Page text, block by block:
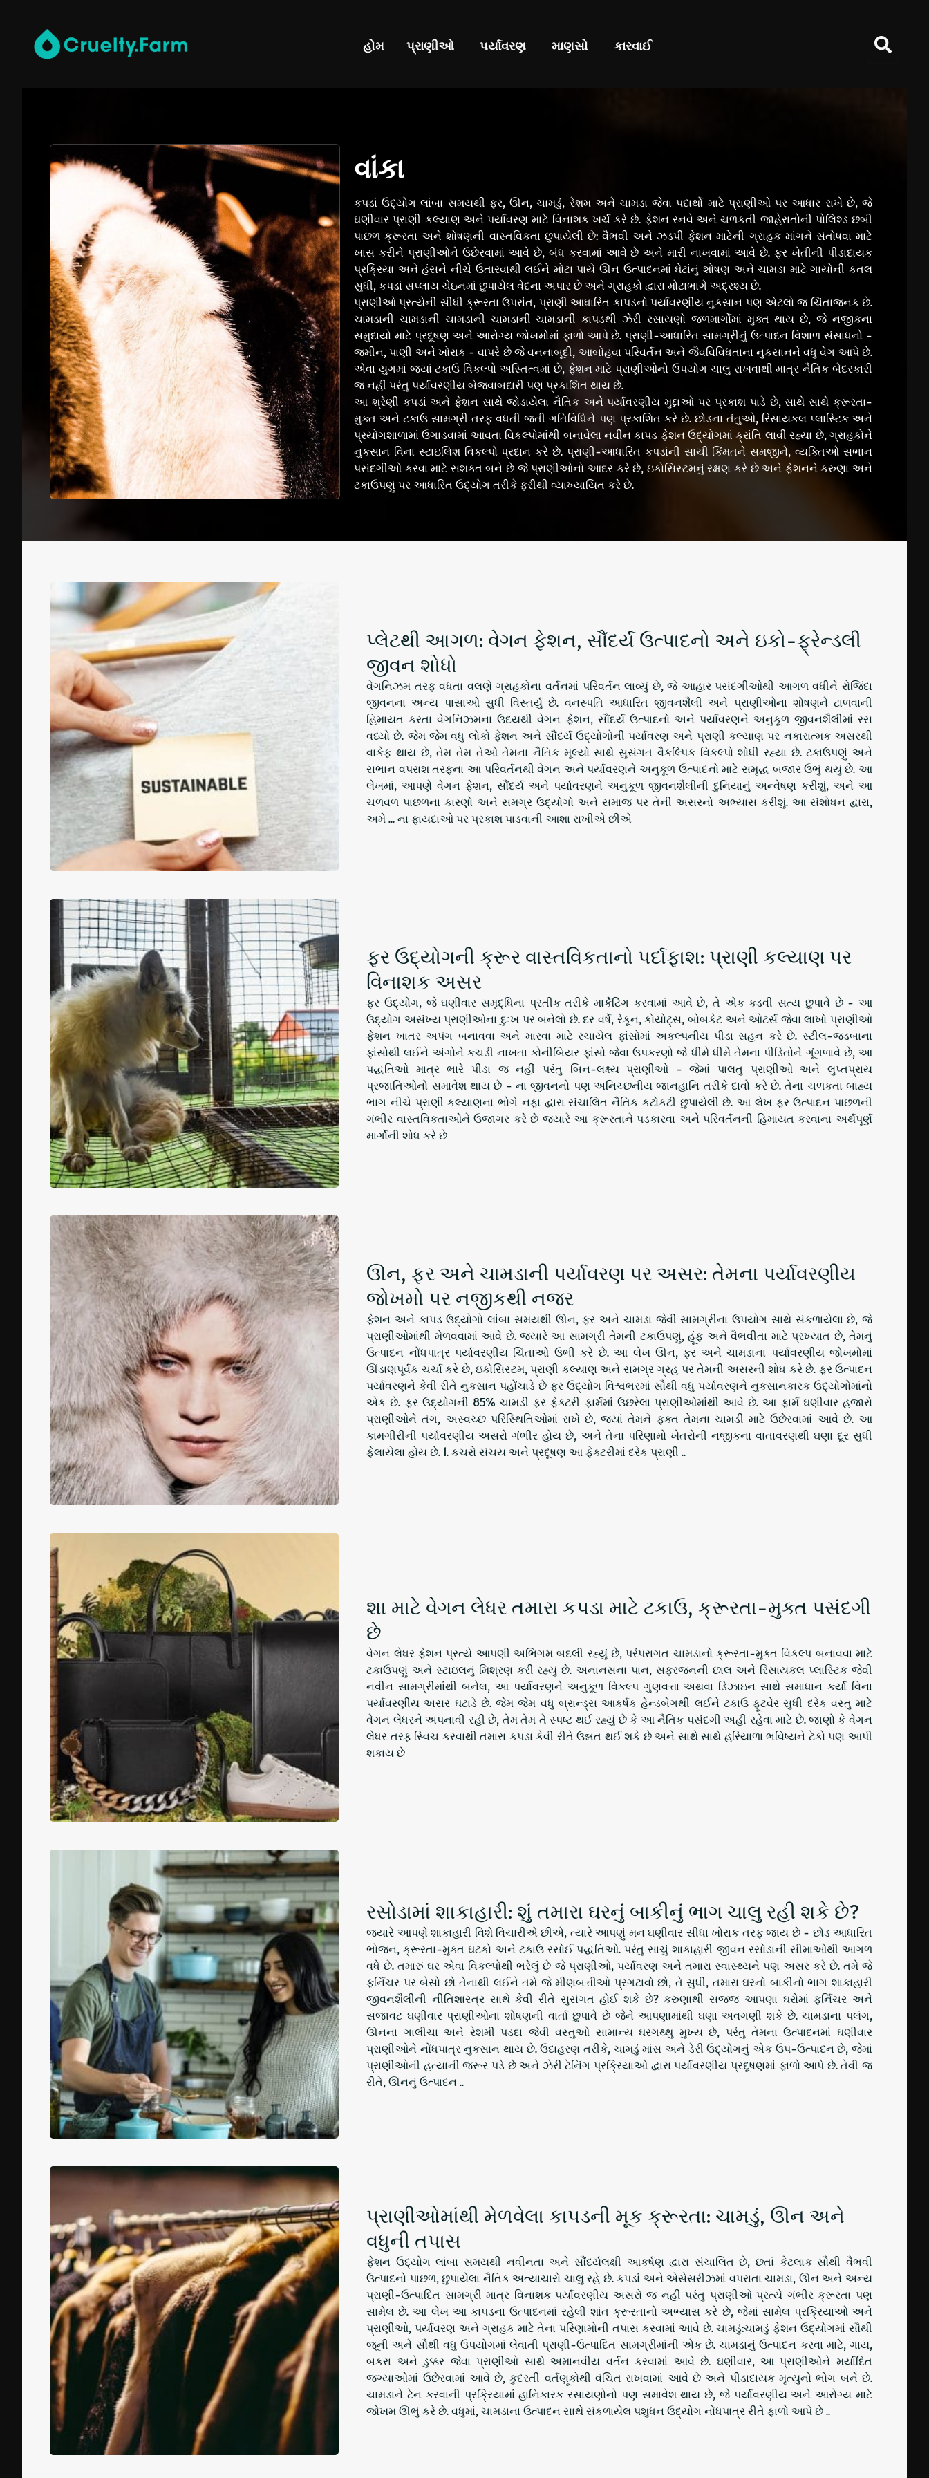
હોમ પ્રાણીઓ પર્યાવરણ માણસો કારવાઈ
વાંકા
કપડાં ઉદ્યોગ લાંબા સમયથી ફર, ઊન, ચામડું, રેશમ અને ચામડા જેવા પદાર્થો માટે પ્રાણીઓ પર આધાર રાખે છે, જે
ઘણીવાર પ્રાણી કલ્યાણ અને પર્યાવરણ માટે વિનાશક ખર્ચ કરે છે. ફેશન રનવે અને ચળકતી જાહેરાતોની પોલિશ્ડ છબી
પાછળ ક્રૂરતા અને શોષણની વાસ્તવિકતા છુપાયેલી છે: વૈભવી અને ઝડપી ફેશન માટેની ગ્રાહક માંગને સંતોષવા માટે
ખાસ કરીને પ્રાણીઓને ઉછેરવામાં આવે છે, બંધ કરવામાં આવે છે અને મારી નાખવામાં આવે છે. ફર ખેતીની પીડાદાયક
પ્રક્રિયા અને હંસને નીચે ઉતારવાથી લઈને મોટા પાયે ઊન ઉત્પાદનમાં ઘેટાંનું શોષણ અને ચામડા માટે ગાયોની કતલ
સુધી, કપડાં સપ્લાય ચેઇનમાં છુપાયેલ વેદના અપાર છે અને ગ્રાહકો દ્વારા મોટાભાગે અદ્રશ્ય છે.
પ્રાણીઓ પ્રત્યેની સીધી ક્રૂરતા ઉપરાંત, પ્રાણી આધારિત કાપડનો પર્યાવરણીય નુકસાન પણ એટલો જ ચિંતાજનક છે.
ચામડાની ચામડાની ચામડાની ચામડાની ચામડાની કાપડથી ઝેરી રસાયણો જળમાર્ગોમાં મુક્ત થાય છે, જે નજીકના
સમુદાયો માટે પ્રદૂષણ અને આરોગ્ય જોખમોમાં ફાળો આપે છે. પ્રાણી-આધારિત સામગ્રીનું ઉત્પાદન વિશાળ સંસાધનો -
જમીન, પાણી અને ખોરાક - વાપરે છે જે વનનાબૂદી, આબોહવા પરિવર્તન અને જૈવવિવિધતાના નુકસાનને વધુ વેગ આપે છે.
એવા યુગમાં જ્યાં ટકાઉ વિકલ્પો અસ્તિત્વમાં છે, ફેશન માટે પ્રાણીઓનો ઉપયોગ ચાલુ રાખવાથી માત્ર નૈતિક બેદરકારી
જ નહીં પરંતુ પર્યાવરણીય બેજવાબદારી પણ પ્રકાશિત થાય છે.
આ શ્રેણી કપડાં અને ફેશન સાથે જોડાયેલા નૈતિક અને પર્યાવરણીય મુદ્દાઓ પર પ્રકાશ પાડે છે, સાથે સાથે ક્રૂરતા-
મુક્ત અને ટકાઉ સામગ્રી તરફ વધતી જતી ગતિવિધિને પણ પ્રકાશિત કરે છે. છોડના તંતુઓ, રિસાયકલ પ્લાસ્ટિક અને
પ્રયોગશાળામાં ઉગાડવામાં આવતા વિકલ્પોમાંથી બનાવેલા નવીન કાપડ ફેશન ઉદ્યોગમાં ક્રાંતિ લાવી રહ્યા છે, ગ્રાહકોને
નુકસાન વિના સ્ટાઇલિશ વિકલ્પો પ્રદાન કરે છે. પ્રાણી-આધારિત કપડાંની સાચી કિંમતને સમજીને, વ્યક્તિઓ સભાન
પસંદગીઓ કરવા માટે સશક્ત બને છે જે પ્રાણીઓનો આદર કરે છે, ઇકોસિસ્ટમનું રક્ષણ કરે છે અને ફેશનને કરુણા અને
ટકાઉપણું પર આધારિત ઉદ્યોગ તરીકે ફરીથી વ્યાખ્યાયિત કરે છે.
પ્લેટથી આગળ: વેગન ફેશન, સૌંદર્ય ઉત્પાદનો અને ઇકો-ફ્રેન્ડલી
જીવન શોધો
વેગનિઝમ તરફ વધતા વલણે ગ્રાહકોના વર્તનમાં પરિવર્તન લાવ્યું છે, જે આહાર પસંદગીઓથી આગળ વધીને રોજિંદા
જીવનના અન્ય પાસાઓ સુધી વિસ્તર્યું છે. વનસ્પતિ આધારિત જીવનશૈલી અને પ્રાણીઓના શોષણને ટાળવાની
હિમાયત કરતા વેગનિઝમના ઉદયથી વેગન ફેશન, સૌંદર્ય ઉત્પાદનો અને પર્યાવરણને અનુકૂળ જીવનશૈલીમાં રસ
વધ્યો છે. જેમ જેમ વધુ લોકો ફેશન અને સૌંદર્ય ઉદ્યોગોની પર્યાવરણ અને પ્રાણી કલ્યાણ પર નકારાત્મક અસરથી
વાકેફ થાય છે, તેમ તેમ તેઓ તેમના નૈતિક મૂલ્યો સાથે સુસંગત વૈકલ્પિક વિકલ્પો શોધી રહ્યા છે. ટકાઉપણું અને
સભાન વપરાશ તરફના આ પરિવર્તનથી વેગન અને પર્યાવરણને અનુકૂળ ઉત્પાદનો માટે સમૃદ્ધ બજાર ઉભું થયું છે. આ
લેખમાં, આપણે વેગન ફેશન, સૌંદર્ય અને પર્યાવરણને અનુકૂળ જીવનશૈલીની દુનિયાનું અન્વેષણ કરીશું, અને આ
ચળવળ પાછળના કારણો અને સમગ્ર ઉદ્યોગો અને સમાજ પર તેની અસરનો અભ્યાસ કરીશું. આ સંશોધન દ્વારા,
અમે ... ના ફાયદાઓ પર પ્રકાશ પાડવાની આશા રાખીએ છીએ
ફર ઉદ્યોગની ક્રૂર વાસ્તવિકતાનો પર્દાફાશ: પ્રાણી કલ્યાણ પર
વિનાશક અસર
ફર ઉદ્યોગ, જે ઘણીવાર સમૃદ્ધિના પ્રતીક તરીકે માર્કેટિંગ કરવામાં આવે છે, તે એક કડવી સત્ય છુપાવે છે - આ
ઉદ્યોગ અસંખ્ય પ્રાણીઓના દુઃખ પર બનેલો છે. દર વર્ષે, રેકૂન, કોયોટ્સ, બોબકેટ અને ઓટર્સ જેવા લાખો પ્રાણીઓ
ફેશન ખાતર અપંગ બનાવવા અને મારવા માટે રચાયેલ ફાંસોમાં અકલ્પનીય પીડા સહન કરે છે. સ્ટીલ-જડબાના
ફાંસોથી લઈને અંગોને કચડી નાખતા કોનીબિયર ફાંસો જેવા ઉપકરણો જે ધીમે ધીમે તેમના પીડિતોને ગૂંગળાવે છે, આ
પદ્ધતિઓ માત્ર ભારે પીડા જ નહીં પરંતુ બિન-લક્ષ્ય પ્રાણીઓ - જેમાં પાલતુ પ્રાણીઓ અને લુપ્તપ્રાય
પ્રજાતિઓનો સમાવેશ થાય છે - ના જીવનનો પણ અનિચ્છનીય જાનહાનિ તરીકે દાવો કરે છે. તેના ચળકતા બાહ્ય
ભાગ નીચે પ્રાણી કલ્યાણના ભોગે નફા દ્વારા સંચાલિત નૈતિક કટોકટી છુપાયેલી છે. આ લેખ ફર ઉત્પાદન પાછળની
ગંભીર વાસ્તવિકતાઓને ઉજાગર કરે છે જ્યારે આ ક્રૂરતાને પડકારવા અને પરિવર્તનની હિમાયત કરવાના અર્થપૂર્ણ
માર્ગોની શોધ કરે છે
ઊન, ફર અને ચામડાની પર્યાવરણ પર અસર: તેમના પર્યાવરણીય
જોખમો પર નજીકથી નજર
ફેશન અને કાપડ ઉદ્યોગો લાંબા સમયથી ઊન, ફર અને ચામડા જેવી સામગ્રીના ઉપયોગ સાથે સંકળાયેલા છે, જે
પ્રાણીઓમાંથી મેળવવામાં આવે છે. જ્યારે આ સામગ્રી તેમની ટકાઉપણું, હૂંફ અને વૈભવીતા માટે પ્રખ્યાત છે, તેમનું
ઉત્પાદન નોંધપાત્ર પર્યાવરણીય ચિંતાઓ ઉભી કરે છે. આ લેખ ઊન, ફર અને ચામડાના પર્યાવરણીય જોખમોમાં
ઊંડાણપૂર્વક ચર્ચા કરે છે, ઇકોસિસ્ટમ, પ્રાણી કલ્યાણ અને સમગ્ર ગ્રહ પર તેમની અસરની શોધ કરે છે. ફર ઉત્પાદન
પર્યાવરણને કેવી રીતે નુકસાન પહોંચાડે છે ફર ઉદ્યોગ વિશ્વભરમાં સૌથી વધુ પર્યાવરણને નુકસાનકારક ઉદ્યોગોમાંનો
એક છે. ફર ઉદ્યોગની 85% ચામડી ફર ફેક્ટરી ફાર્મમાં ઉછરેલા પ્રાણીઓમાંથી આવે છે. આ ફાર્મ ઘણીવાર હજારો
પ્રાણીઓને તંગ, અસ્વચ્છ પરિસ્થિતિઓમાં રાખે છે, જ્યાં તેમને ફક્ત તેમના ચામડી માટે ઉછેરવામાં આવે છે. આ
કામગીરીની પર્યાવરણીય અસરો ગંભીર હોય છે, અને તેના પરિણામો ખેતરોની નજીકના વાતાવરણથી ઘણા દૂર સુધી
ફેલાયેલા હોય છે. 1. કચરો સંચય અને પ્રદૂષણ આ ફેક્ટરીમાં દરેક પ્રાણી ..
શા માટે વેગન લેધર તમારા કપડા માટે ટકાઉ, ક્રૂરતા-મુક્ત પસંદગી
છે
વેગન લેધર ફેશન પ્રત્યે આપણી અભિગમ બદલી રહ્યું છે, પરંપરાગત ચામડાનો ક્રૂરતા-મુક્ત વિકલ્પ બનાવવા માટે
ટકાઉપણું અને સ્ટાઇલનું મિશ્રણ કરી રહ્યું છે. અનાનસના પાન, સફરજનની છાલ અને રિસાયકલ પ્લાસ્ટિક જેવી
નવીન સામગ્રીમાંથી બનેલ, આ પર્યાવરણને અનુકૂળ વિકલ્પ ગુણવત્તા અથવા ડિઝાઇન સાથે સમાધાન કર્યા વિના
પર્યાવરણીય અસર ઘટાડે છે. જેમ જેમ વધુ બ્રાન્ડ્સ આકર્ષક હેન્ડબેગથી લઈને ટકાઉ ફૂટવેર સુધી દરેક વસ્તુ માટે
વેગન લેધરને અપનાવી રહી છે, તેમ તેમ તે સ્પષ્ટ થઈ રહ્યું છે કે આ નૈતિક પસંદગી અહીં રહેવા માટે છે. જાણો કે વેગન
લેધર તરફ સ્વિચ કરવાથી તમારા કપડા કેવી રીતે ઉન્નત થઈ શકે છે અને સાથે સાથે હરિયાળા ભવિષ્યને ટેકો પણ આપી
શકાય છે
રસોડામાં શાકાહારી: શું તમારા ઘરનું બાકીનું ભાગ ચાલુ રહી શકે છે?
જ્યારે આપણે શાકાહારી વિશે વિચારીએ છીએ, ત્યારે આપણું મન ઘણીવાર સીધા ખોરાક તરફ જાય છે - છોડ આધારિત
ભોજન, ક્રૂરતા-મુક્ત ઘટકો અને ટકાઉ રસોઈ પદ્ધતિઓ. પરંતુ સાચું શાકાહારી જીવન રસોડાની સીમાઓથી આગળ
વધે છે. તમારું ઘર એવા વિકલ્પોથી ભરેલું છે જે પ્રાણીઓ, પર્યાવરણ અને તમારા સ્વાસ્થ્યને પણ અસર કરે છે. તમે જે
ફર્નિચર પર બેસો છો તેનાથી લઈને તમે જે મીણબત્તીઓ પ્રગટાવો છો, તે સુધી, તમારા ઘરનો બાકીનો ભાગ શાકાહારી
જીવનશૈલીની નીતિશાસ્ત્ર સાથે કેવી રીતે સુસંગત હોઈ શકે છે? કરુણાથી સજ્જ આપણા ઘરોમાં ફર્નિચર અને
સજાવટ ઘણીવાર પ્રાણીઓના શોષણની વાર્તા છુપાવે છે જેને આપણામાંથી ઘણા અવગણી શકે છે. ચામડાના પલંગ,
ઊનના ગાલીચા અને રેશમી પડદા જેવી વસ્તુઓ સામાન્ય ઘરગથ્થુ મુખ્ય છે, પરંતુ તેમના ઉત્પાદનમાં ઘણીવાર
પ્રાણીઓને નોંધપાત્ર નુકસાન થાય છે. ઉદાહરણ તરીકે, ચામડું માંસ અને ડેરી ઉદ્યોગનું એક ઉપ-ઉત્પાદન છે, જેમાં
પ્રાણીઓની હત્યાની જરૂર પડે છે અને ઝેરી ટેનિંગ પ્રક્રિયાઓ દ્વારા પર્યાવરણીય પ્રદૂષણમાં ફાળો આપે છે. તેવી જ
રીતે, ઊનનું ઉત્પાદન ..
પ્રાણીઓમાંથી મેળવેલા કાપડની મૂક ક્રૂરતા: ચામડું, ઊન અને
વધુની તપાસ
ફેશન ઉદ્યોગ લાંબા સમયથી નવીનતા અને સૌંદર્યલક્ષી આકર્ષણ દ્વારા સંચાલિત છે, છતાં કેટલાક સૌથી વૈભવી
ઉત્પાદનો પાછળ, છુપાયેલા નૈતિક અત્યાચારો ચાલુ રહે છે. કપડાં અને એસેસરીઝમાં વપરાતા ચામડા, ઊન અને અન્ય
પ્રાણી-ઉત્પાદિત સામગ્રી માત્ર વિનાશક પર્યાવરણીય અસરો જ નહીં પરંતુ પ્રાણીઓ પ્રત્યે ગંભીર ક્રૂરતા પણ
સામેલ છે. આ લેખ આ કાપડના ઉત્પાદનમાં રહેલી શાંત ક્રૂરતાનો અભ્યાસ કરે છે, જેમાં સામેલ પ્રક્રિયાઓ અને
પ્રાણીઓ, પર્યાવરણ અને ગ્રાહક માટે તેના પરિણામોની તપાસ કરવામાં આવે છે. ચામડું:ચામડું ફેશન ઉદ્યોગમાં સૌથી
જૂની અને સૌથી વધુ ઉપયોગમાં લેવાતી પ્રાણી-ઉત્પાદિત સામગ્રીમાંની એક છે. ચામડાનું ઉત્પાદન કરવા માટે, ગાય,
બકરા અને ડુક્કર જેવા પ્રાણીઓ સાથે અમાનવીય વર્તન કરવામાં આવે છે. ઘણીવાર, આ પ્રાણીઓને મર્યાદિત
જગ્યાઓમાં ઉછેરવામાં આવે છે, કુદરતી વર્તણૂકોથી વંચિત રાખવામાં આવે છે અને પીડાદાયક મૃત્યુનો ભોગ બને છે.
ચામડાને ટેન કરવાની પ્રક્રિયામાં હાનિકારક રસાયણોનો પણ સમાવેશ થાય છે, જે પર્યાવરણીય અને આરોગ્ય માટે
જોખમ ઊભું કરે છે. વધુમાં, ચામડાના ઉત્પાદન સાથે સંકળાયેલ પશુધન ઉદ્યોગ નોંધપાત્ર રીતે ફાળો આપે છે ..